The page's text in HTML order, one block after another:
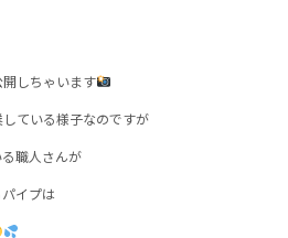
しちゃいます
ている様子なのですが
職人さんが
イプは